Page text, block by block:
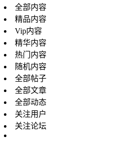
全部内容
精品内容
Vip内容
精华内容
热门内容
随机内容
全部帖子
全部文章
全部动态
关注用户
关注论坛